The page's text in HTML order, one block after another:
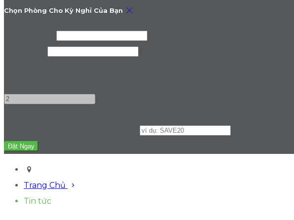
Chọn Phòng Cho Kỳ Nghỉ Của Bạn
Trang Chủ
Tin tức